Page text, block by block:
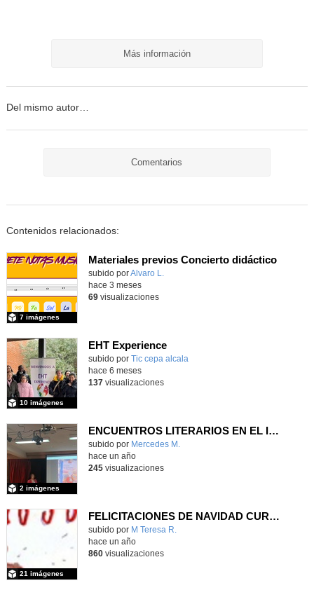
Más información
Del mismo autor…
Comentarios
Contenidos relacionados:
Materiales previos Concierto didáctico
Contenido educativo.
subido porAlvaro L.
7 imágenes
-
hace 3 meses
69visualizaciones
EHT Experience
subido por Tic cepa alcala
10 imágenes
-
hace 6 meses
137 visualizaciones
ENCUENTROS LITERARIOS EN EL IES ANTONIO DOMÍNGUEZ ORTIZ
subido por Mercedes M.
2 imágenes
-
hace un año
245visualizaciones
FELICITACIONES DE NAVIDAD CURSO 2024-25
subido por M Teresa R.
21 imágenes
-
hace un año
860visualizaciones